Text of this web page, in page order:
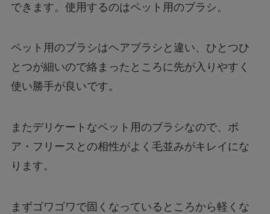
できます。使用するのはペット用のブラシ。
ペット用のブラシはヘアブラシと違い、ひとつひ
とつが細いので絡まったところに先が入りやすく
使い勝手が良いです。
またデリケートなペット用のブラシなので、ボ
ア・フリースとの相性がよく毛並みがキレイにな
ります。
まずゴワゴワで固くなっているところから軽くな